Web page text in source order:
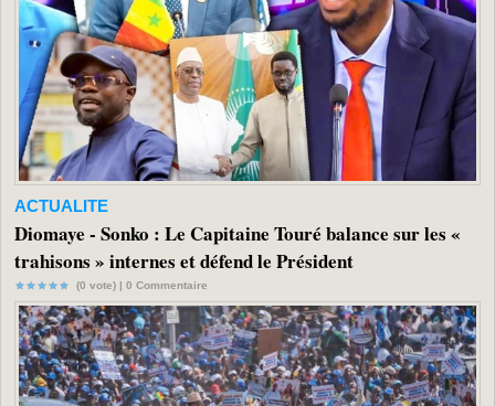
ACTUALITE
Diomaye - Sonko : Le Capitaine Touré balance sur les «
trahisons » internes et défend le Président
(0 vote) | 0 Commentaire